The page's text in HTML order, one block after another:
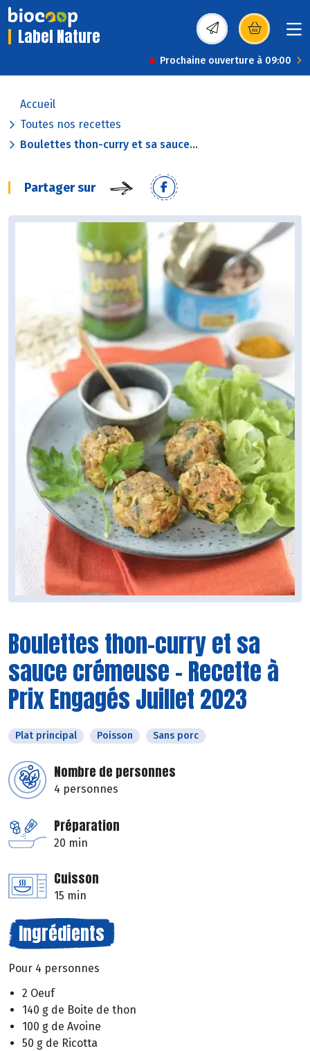
Label Nature (s’ouvre dans une
Prochaine ouverture à 09:00
Accueil
Toutes nos recettes
Boulettes thon-curry et sa sauce...
Partager sur
Boulettes thon-curry et sa
sauce crémeuse - Recette à
Prix Engagés Juillet 2023
Plat principal Poisson Sans porc
Nombre de personnes
4 personnes
Préparation
20 min
Cuisson
15 min
Ingrédients
Pour 4 personnes
2 Oeuf
140 g de Boite de thon
100 g de Avoine
50 g de Ricotta